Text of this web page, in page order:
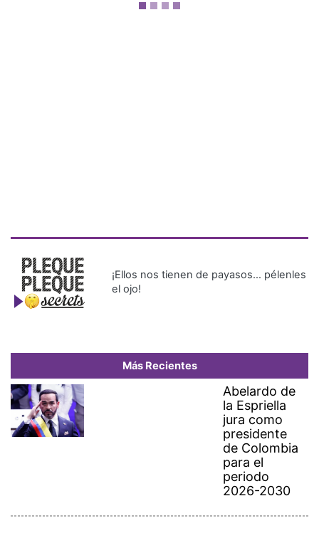
¡Ellos nos tienen de payasos… pélenles
el ojo!
Más Recientes
Abelardo de
la Espriella
jura como
presidente
de Colombia
para el
periodo
2026-2030